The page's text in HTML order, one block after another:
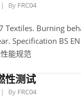
By FRC04
Textiles. Burning
Specification BS
能规范
性测试
By FRC04